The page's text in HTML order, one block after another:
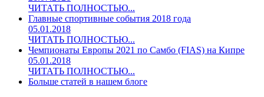
ЧИТАТЬ ПОЛНОСТЬЮ...
Главные спортивные события 2018 года
05.01.2018
ЧИТАТЬ ПОЛНОСТЬЮ...
Чемпионаты Европы 2021 по Самбо (FIAS) на Кипре
05.01.2018
ЧИТАТЬ ПОЛНОСТЬЮ...
Больше статей в нашем блоге